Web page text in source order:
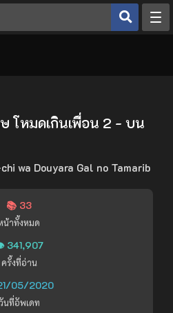
ดูเฮ็นไต
สมัครสมาชิก
โหมดเกินเพื่อน 2 - บน
wa Douyara Gal no Tamarib
📚 33
น้าทั้งหมด
341,907
ครั้งที่อ่าน
05/2020
วันที่อัพเดท